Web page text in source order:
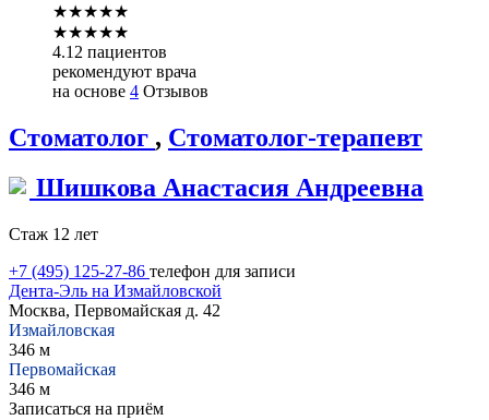
★★★★★
★★★★★
4.12 пациентов
рекомендуют врача
на основе 4 Отзывов
Стоматолог , Стоматолог-терапевт
Шишкова Анастасия Андреевна
Стаж 12 лет
+7 (495) 125-27-86 телефон для записи
Дента-Эль на Измайловской
Москва, Первомайская д. 42
Измайловская
346 м
Первомайская
346 м
Записаться на приём